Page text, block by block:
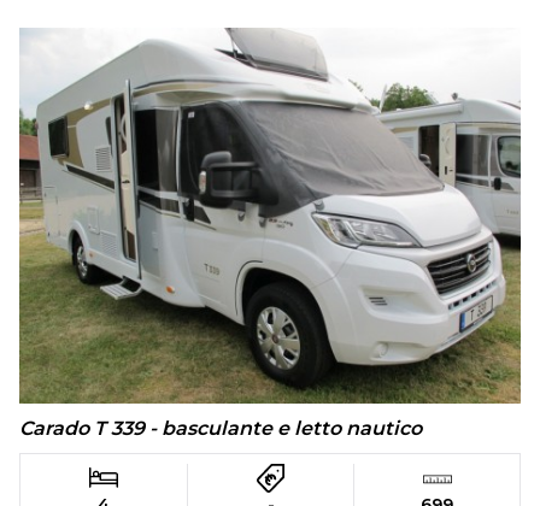
Carado T 339 - basculante e letto nautico